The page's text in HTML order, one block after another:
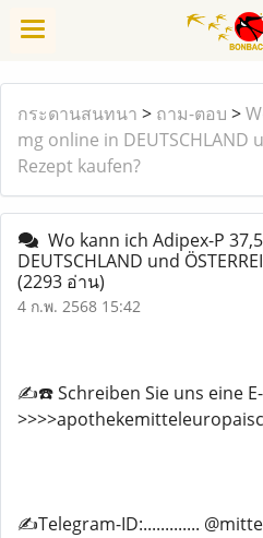
กระดานสนทนา > ถาม-ตอบ >
mg online in DEUTSCHLAND
Rezept kaufen?
Wo kann ich Adipex-P
DEUTSCHLAND und
(2293 อ่าน)
4 ก.พ. 2568 15:42
✍️☎️ Schreiben Sie uns eine
✍️Telegram-ID:.............